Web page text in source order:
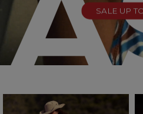
SALE UP